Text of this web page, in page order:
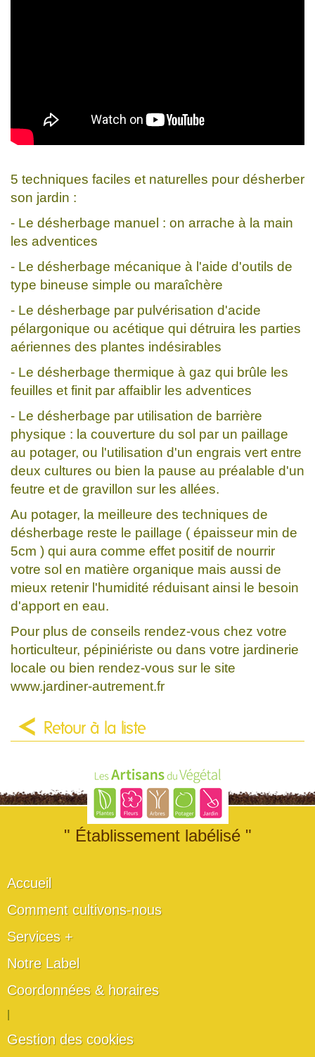
5 techniques faciles et naturelles pour désherber
son jardin :
- Le désherbage manuel : on arrache à la main
les adventices
- Le désherbage mécanique à l'aide d'outils de
type bineuse simple ou maraîchère
- Le désherbage par pulvérisation d'acide
pélargonique ou acétique qui détruira les parties
aériennes des plantes indésirables
- Le désherbage thermique à gaz qui brûle les
feuilles et finit par affaiblir les adventices
- Le désherbage par utilisation de barrière
physique : la couverture du sol par un paillage
au potager, ou l'utilisation d'un engrais vert entre
deux cultures ou bien la pause au préalable d'un
feutre et de gravillon sur les allées.
Au potager, la meilleure des techniques de
désherbage reste le paillage ( épaisseur min de
5cm ) qui aura comme effet positif de nourrir
votre sol en matière organique mais aussi de
mieux retenir l'humidité réduisant ainsi le besoin
d'apport en eau.
Pour plus de conseils rendez-vous chez votre
horticulteur, pépiniériste ou dans votre jardinerie
locale ou bien rendez-vous sur le site
www.jardiner-autrement.fr
Retour à la liste
" Établissement labélisé "
Accueil
Comment cultivons-nous
Services +
Notre Label
Coordonnées & horaires
Gestion des cookies